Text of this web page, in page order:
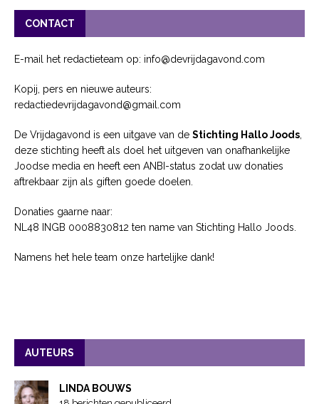
CONTACT
E-mail het redactieteam op: info@devrijdagavond.com
Kopij, pers en nieuwe auteurs:
redactiedevrijdagavond@gmail.com
De Vrijdagavond is een uitgave van de Stichting Hallo Joods
deze stichting heeft als doel het uitgeven van onafhankelijke
Joodse media en heeft een ANBI-status zodat uw donaties
aftrekbaar zijn als giften goede doelen.
Donaties gaarne naar:
NL48 INGB 0008830812 ten name van Stichting Hallo Joods.
Namens het hele team onze hartelijke dank!
AUTEURS
LINDA BOUWS